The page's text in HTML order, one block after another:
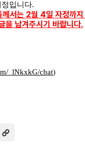
입니다.
서는 2월 4일 자정까지
을 남겨주시기 바랍니다.
_lNkxkG/chat)